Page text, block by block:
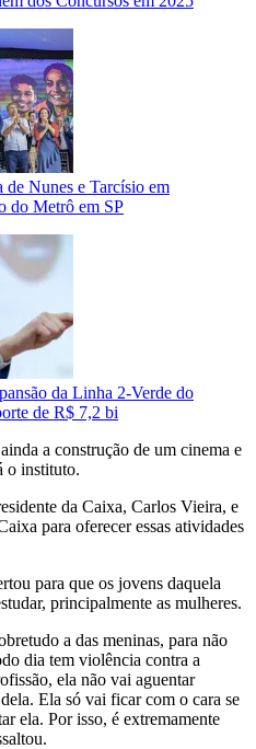
de Nunes e Tarcísio em
do Metrô em SP
da Linha 2-Verde do
de R$ 7,2 bi
a construção de um cinema e
o instituto.
da Caixa, Carlos Vieira, e
para oferecer essas atividades
para que os jovens daquela
principalmente as mulheres.
a das meninas, para não
dia tem violência contra a
ela não vai aguentar
Ela só vai ficar com o cara se
ela. Por isso, é extremamente